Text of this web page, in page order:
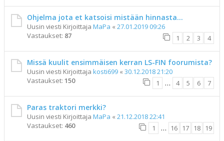
Ohjelma jota et katsoisi mistään hinnasta...
Uusin viesti Kirjoittaja MaPa « 27.01.2019 09:26
Vastaukset: 87 1 2 3 4
Missä kuulit ensimmäisen kerran LS-FIN foorumista?
Uusin viesti Kirjoittaja kosti699 « 30.12.2018 21:20
Vastaukset: 150 1 … 4 5 6 7
Paras traktori merkki?
Uusin viesti Kirjoittaja MaPa « 21.12.2018 22:41
Vastaukset: 460 1 … 16 17 18 19